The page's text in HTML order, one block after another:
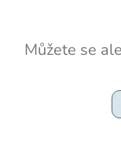
Můžete se